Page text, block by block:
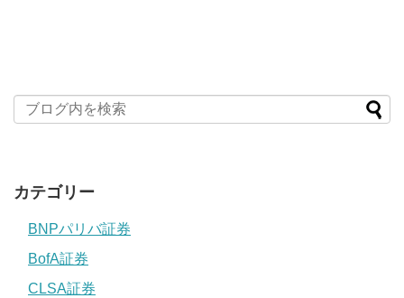
カテゴリー
BNPパリバ証券
BofA証券
CLSA証券